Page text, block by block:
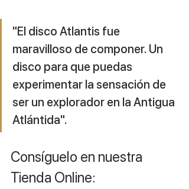
"El disco Atlantis fue
maravilloso de componer. Un
disco para que puedas
experimentar la sensación de
ser un explorador en la Antigua
Atlántida".
Consíguelo en nuestra
Tienda Online: